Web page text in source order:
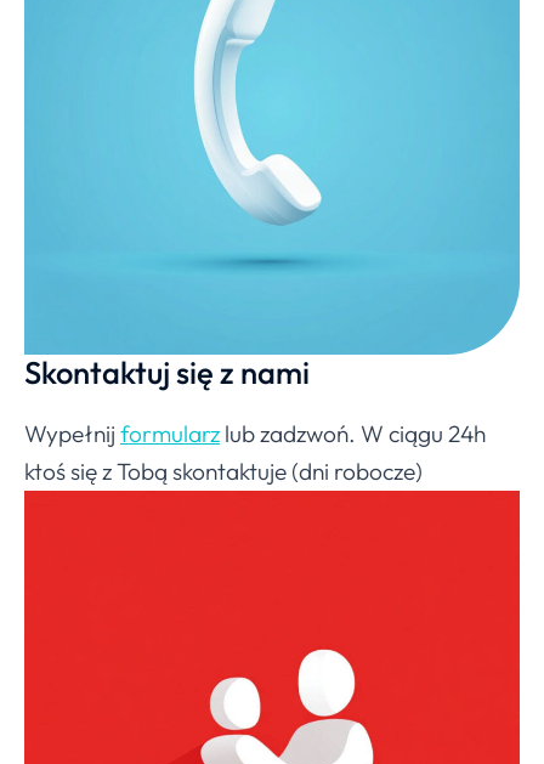
Skontaktuj się z nami
Wypełnij formularz lub zadzwoń. W ciągu 24h
ktoś się z Tobą skontaktuje (dni robocze)